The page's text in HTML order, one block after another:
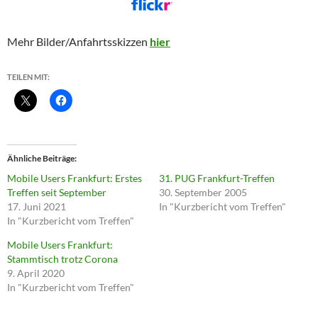
Mehr Bilder/Anfahrtsskizzen hier
TEILEN MIT:
Ähnliche Beiträge
Mobile Users Frankfurt: Erstes
Treffen seit September
17. Juni 2021
In "Kurzbericht vom Treffen"
31. PUG Frankfurt-Treffen
30. September 2005
In "Kurzbericht vom Treffen"
Mobile Users Frankfurt:
Stammtisch trotz Corona
9. April 2020
In "Kurzbericht vom Treffen"